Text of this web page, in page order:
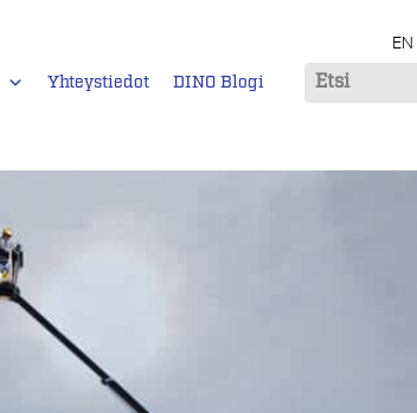
EN
Yhteystiedot DINO Blogi